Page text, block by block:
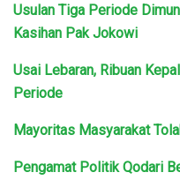
Usulan Tiga Periode
Kasihan Pak Jokowi
Usai Lebaran, Ribuan
Periode
Mayoritas Masyarakat
Pengamat Politik Qodari